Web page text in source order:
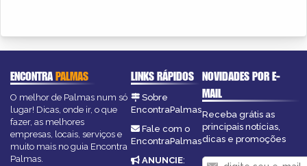
ENCONTRAPALMAS
O melhor de Palmas num só
lugar! Dicas, onde ir, o que
fazer, as melhores
empresas, locais, serviços e
muito mais no guia Encontra
Palmas.
LINKS RÁPIDOS
Sobre
EncontraPalmas
Fale com o
EncontraPalmas
ANUNCIE:
NOVIDADES POR E-
MAIL
Receba grátis as
principais notícias,
dicas e promoções